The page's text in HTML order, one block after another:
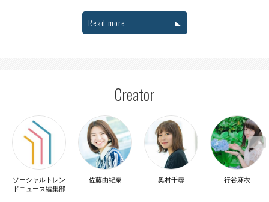
Read more
Creator
ソーシャルトレン
ドニュース編集部
佐藤由紀奈 奥村千尋 行谷麻衣